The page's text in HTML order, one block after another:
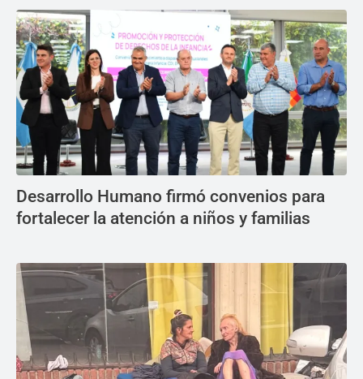
Desarrollo Humano firmó convenios para
fortalecer la atención a niños y familias